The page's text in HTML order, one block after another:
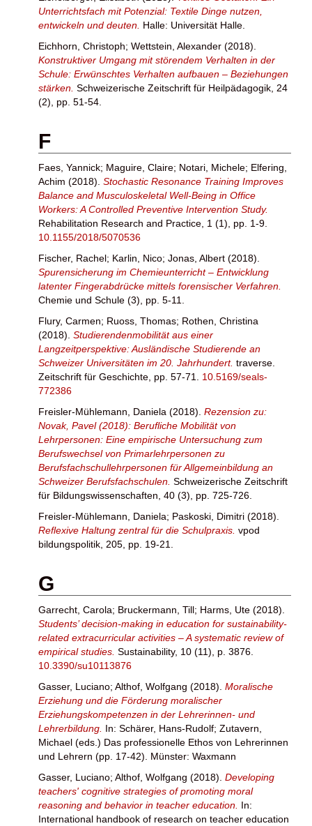
Unterrichtsfach mit Potenzial: Textile Dinge nutzen,
entwickeln und deuten. Halle: Universität Halle.
Eichhorn, Christoph; Wettstein, Alexander (2018).
Konstruktiver Umgang mit störendem Verhalten in der
Schule: Erwünschtes Verhalten aufbauen – Beziehungen
stärken. Schweizerische Zeitschrift für Heilpädagogik, 24
(2), pp. 51-54.
F
Faes, Yannick; Maguire, Claire; Notari, Michele; Elfering,
Achim (2018). Stochastic Resonance Training Improves
Balance and Musculoskeletal Well-Being in Office
Workers: A Controlled Preventive Intervention Study.
Rehabilitation Research and Practice, 1 (1), pp. 1-9.
10.1155/2018/5070536
Fischer, Rachel; Karlin, Nico; Jonas, Albert (2018).
Spurensicherung im Chemieunterricht – Entwicklung
latenter Fingerabdrücke mittels forensischer Verfahren.
Chemie und Schule (3), pp. 5-11.
Flury, Carmen; Ruoss, Thomas; Rothen, Christina
(2018). Studierendenmobilität aus einer
Langzeitperspektive: Ausländische Studierende an
Schweizer Universitäten im 20. Jahrhundert. traverse.
Zeitschrift für Geschichte, pp. 57-71. 10.5169/seals-
772386
Freisler-Mühlemann, Daniela (2018). Rezension zu:
Novak, Pavel (2018): Berufliche Mobilität von
Lehrpersonen: Eine empirische Untersuchung zum
Berufswechsel von Primarlehrpersonen zu
Berufsfachschullehrpersonen für Allgemeinbildung an
Schweizer Berufsfachschulen. Schweizerische Zeitschrift
für Bildungswissenschaften, 40 (3), pp. 725-726.
Freisler-Mühlemann, Daniela; Paskoski, Dimitri (2018).
Reflexive Haltung zentral für die Schulpraxis. vpod
bildungspolitik, 205, pp. 19-21.
G
Garrecht, Carola; Bruckermann, Till; Harms, Ute (2018).
Students’ decision-making in education for sustainability-
related extracurricular activities – A systematic review of
empirical studies. Sustainability, 10 (11), p. 3876.
10.3390/su10113876
Gasser, Luciano; Althof, Wolfgang (2018). Moralische
Erziehung und die Förderung moralischer
Erziehungskompetenzen in der Lehrerinnen- und
Lehrerbildung. In: Schärer, Hans-Rudolf; Zutavern,
Michael (eds.) Das professionelle Ethos von Lehrerinnen
und Lehrern (pp. 17-42). Münster: Waxmann
Gasser, Luciano; Althof, Wolfgang (2018). Developing
teachers' cognitive strategies of promoting moral
reasoning and behavior in teacher education. In:
International handbook of research on teacher education